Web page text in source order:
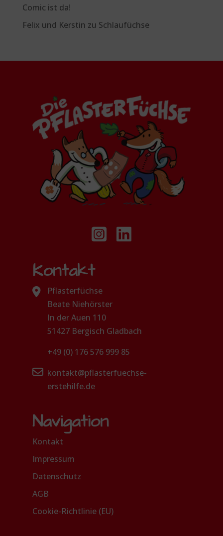
Comic ist da!
Felix und Kerstin zu Schlaufüchse
Kontakt
Pflasterfüchse
Beate Niehörster
In der Auen 110
51427 Bergisch Gladbach
+49 (0) 176 576 999 85
kontakt@pflasterfuechse-
erstehilfe.de
Navigation
Kontakt
Impressum
Datenschutz
AGB
Cookie-Richtlinie (EU)